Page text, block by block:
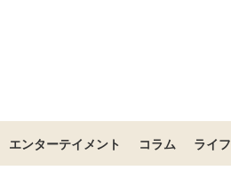
エンターテイメント コラム ライフ